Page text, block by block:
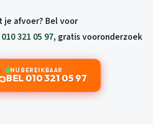
afvoer? Bel voor
010 321 05 97, gratis vooronderzoek
NU BEREIKBAAR
BEL 010 321 05 97